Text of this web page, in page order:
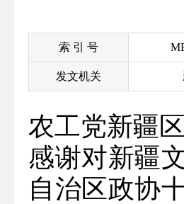
索 引 号
发文机关
农工党新疆
感谢对新疆
自治区政协